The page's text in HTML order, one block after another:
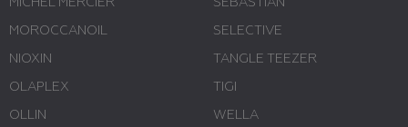
MICHEL MERCIER
MOROCCANOIL
NIOXIN
OLAPLEX
OLLIN
SEBASTIAN
SELECTIVE
TANGLE TEEZER
TIGI
WELLA